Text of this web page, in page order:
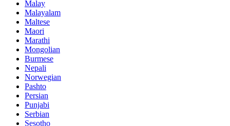
Malay
Malayalam
Maltese
Maori
Marathi
Mongolian
Burmese
Nepali
Norwegian
Pashto
Persian
Punjabi
Serbian
Sesotho